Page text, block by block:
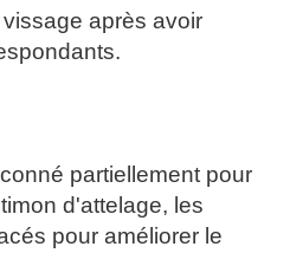
après avoir
partiellement pour
d'attelage, les
pour améliorer le